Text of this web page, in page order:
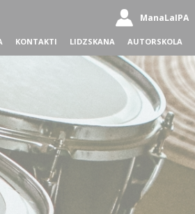
ManaLaIPA
KONTAKTI LIDZSKANA AUTORSKOLA